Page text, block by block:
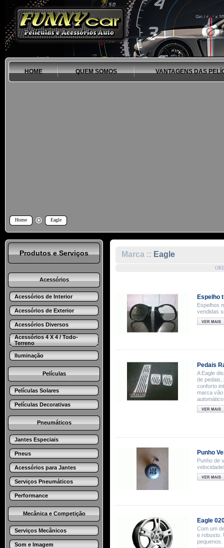
HOME QUEM SOMOS VANTAGENS DAS
Home Eagle
Produtos e Serviços
Acessórios
Acessórios de Interior
Acessórios de Exterior
Acessórios Diversos
Acessórios 4 X 4 / Todo-
Terreno
Iluminação
Películas
Películas Solares
Películas Decorativas
Pneumáticos
Jantes Especiais
Pneus
Acessórios para Jantes
Serviços Pneumáticos
Performance
Mecânica e Competição
Serviços Mecânicos
Som e Imagem
Marca :: Eagle
Espelho
Espelhos
vendidas
Pedais
A Eagle
de pedais,
conforto
marca vão
Punho
Punho de
Eagle
Com um
e robusto.
pequenos.